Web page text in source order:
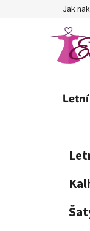
Jak
Přeskočit
kategorie